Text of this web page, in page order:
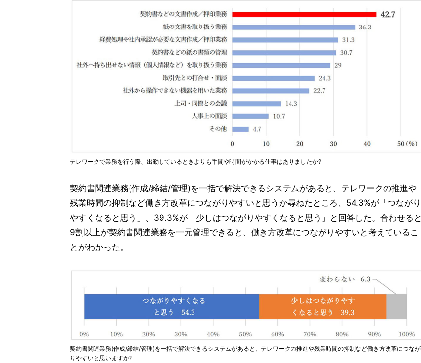
テレワークで業務を行う際、出勤しているときよりも手間や時間がかかる仕事はありましたか?
契約書関連業務(作成/締結/管理)を一括で解決できるシステムがあると、テレワークの推進や
残業時間の抑制など働き方改革につながりやすいと思うか尋ねたところ、54.3%が「つながり
やすくなると思う」、39.3%が「少しはつながりやすくなると思う」と回答した。合わせると
9割以上が契約書関連業務を一元管理できると、働き方改革につながりやすいと考えているこ
とがわかった。
契約書関連業務(作成/締結/管理)を一括で解決できるシステムがあると、テレワークの推進や残業時間の抑制など働き方改革につなが
りやすいと思いますか?